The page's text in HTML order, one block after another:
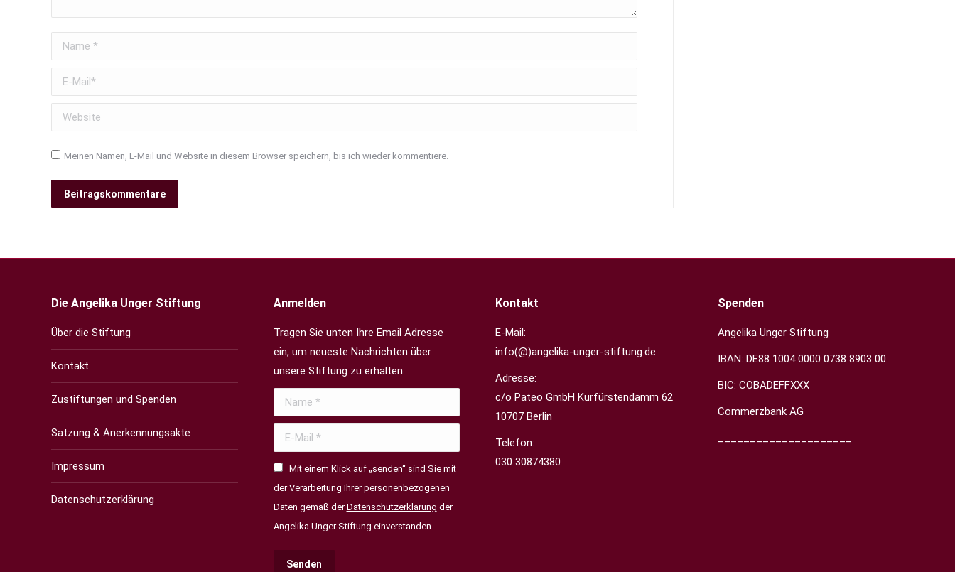
Name *
E-Mail *
Website
Meinen Namen, E-Mail und Website in diesem Browser speichern, bis ich wieder kommentiere.
Beitragskommentare
Die Angelika Unger Stiftung
Über die Stiftung
Kontakt
Zustiftungen und Spenden
Satzung & Anerkennungsakte
Impressum
Datenschutzerklärung
Anmelden
Tragen Sie unten Ihre Email Adresse
ein, um neueste Nachrichten über
unsere Stiftung zu erhalten.
Name *
E-Mail *
Mit einem Klick auf „senden“ sind Sie mit
der Verarbeitung Ihrer personenbezogenen
Daten gemäß derDatenschutzerklärung der
Angelika Unger Stiftung einverstanden.
Senden
Kontakt
E-Mail:
info(@)angelika-unger-stiftung.de
Adresse:
c/o Pateo GmbH Kurfürstendamm 62
10707 Berlin
Telefon:
030 30874380
Spenden
Angelika Unger Stiftung
IBAN: DE88 1004 0000 0738 8903 00
BIC: COBADEFFXXX
Commerzbank AG